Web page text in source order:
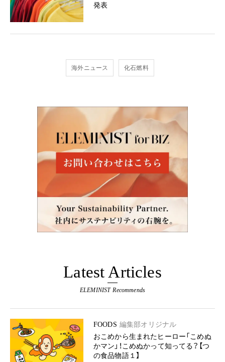
発表
海外ニュース 化石燃料
Latest Articles
ELEMINIST Recommends
FOODS 編集部オリジナル
おこめから生まれたヒーロー「こめぬ
かマン」！こめぬかって知ってる？【つ
の食品物語１】